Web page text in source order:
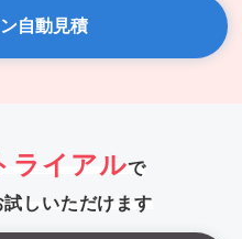
自動見積
ライアルで
しいただけます